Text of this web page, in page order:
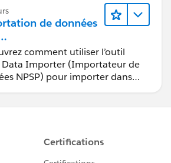
de données
Success Pack
comment utiliser l’outil
Data Importer (Importateur de
NPSP) pour importer dans